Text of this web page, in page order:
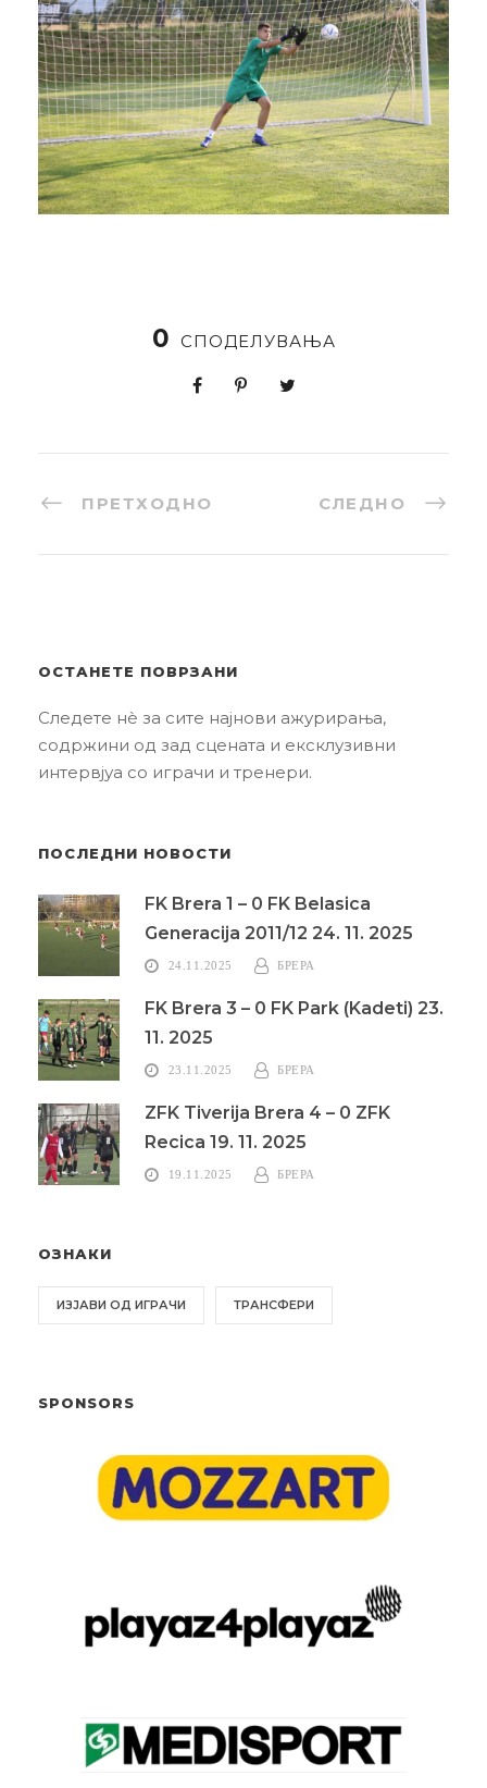
0 СПОДЕЛУВАЊА
ПРЕТХОДНО СЛЕДНО
ОСТАНЕТЕ ПОВРЗАНИ
Следете нè за сите најнови ажурирања,
содржини од зад сцената и ексклузивни
интервјуа со играчи и тренери.
ПОСЛЕДНИ НОВОСТИ
FK Brera 1 – 0 FK Belasica
Generacija 2011/12 24. 11. 2025
24.11.2025 БРЕРА
FK Brera 3 – 0 FK Park (Kadeti) 23.
11. 2025
23.11.2025 БРЕРА
ZFK Tiverija Brera 4 – 0 ZFK
Recica 19. 11. 2025
19.11.2025 БРЕРА
ОЗНАКИ
ИЗЈАВИ ОД ИГРАЧИ ТРАНСФЕРИ
SPONSORS